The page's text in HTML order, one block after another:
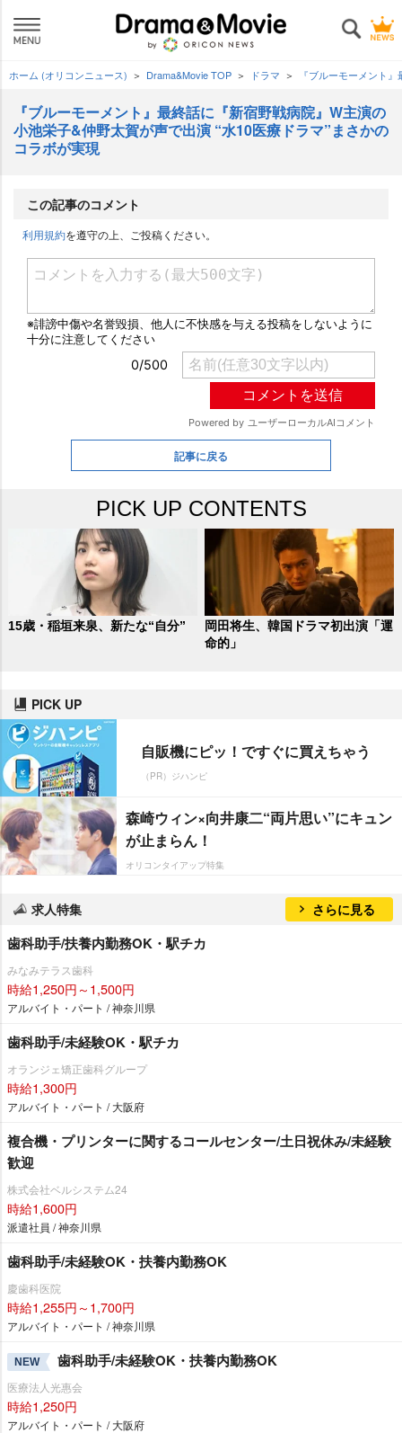
ホーム (オリコンニュース) Drama&Movie TOP ドラマ 『ブルーモーメント
『ブルーモーメント』最終話に『新宿野戦病院』W主演の
小池栄子&仲野太賀が声で出演 “水10医療ドラマ”まさかの
コラボが実現
この記事のコメント
利用規約を遵守の上、ご投稿ください。
記事に戻る
PICK UP CONTENTS
15歳・稲垣来泉、新たな“自分”
岡田将生、韓国ドラマ初出演「運
命的」
PICK UP
自販機にピッ！ですぐに買えちゃう
（PR）ジハンピ
森崎ウィン×向井康二“両片思い”にキュン
が止まらん！
オリコンタイアップ特集
求人特集 さらに見る
歯科助手/扶養内勤務OK・駅チカ
みなみテラス歯科
時給1,250円～1,500円
アルバイト・パート / 神奈川県
歯科助手/未経験OK・駅チカ
オランジェ矯正歯科グループ
時給1,300円
アルバイト・パート / 大阪府
複合機・プリンターに関するコールセンター/土日祝休み/未経験
歓迎
株式会社ベルシステム24
時給1,600円
派遣社員 / 神奈川県
歯科助手/未経験OK・扶養内勤務OK
慶歯科医院
時給1,255円～1,700円
アルバイト・パート / 神奈川県
NEW 歯科助手/未経験OK・扶養内勤務OK
医療法人光惠会
時給1,250円
アルバイト・パート / 大阪府